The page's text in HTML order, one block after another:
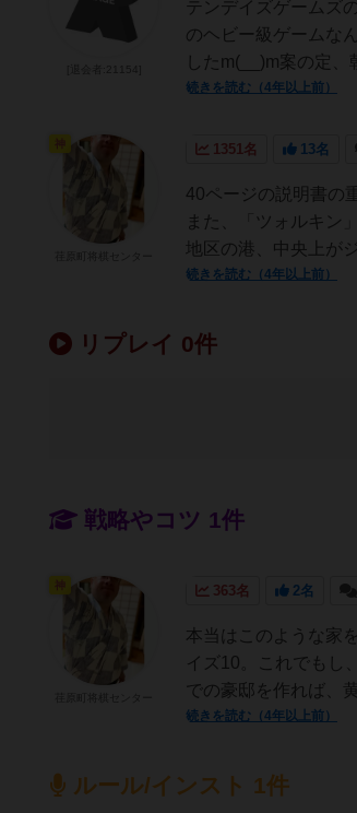
テンデイズゲームズ
のヘビー級ゲームな
したm(__)m案の定
続きを読む（4年以上前）
1351名 13名
40ページの説明書の
また、「ツォルキン
地区の港、中央上が
続きを読む（4年以上前）
リプレイ 0件
戦略やコツ 1件
363名 2名
本当はこのような家
イズ10。これでもし
での豪邸を作れば、
続きを読む（4年以上前）
ルール/インスト 1件